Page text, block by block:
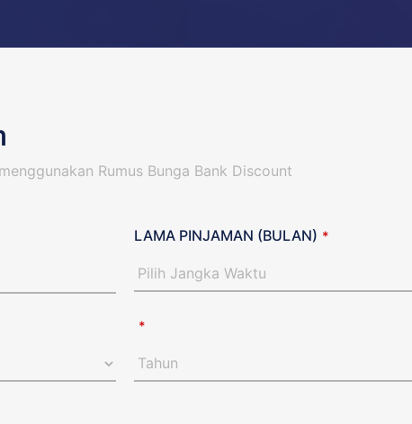
Rumus Bunga Bank Discount
LAMA PINJAMAN (BULAN) *
*